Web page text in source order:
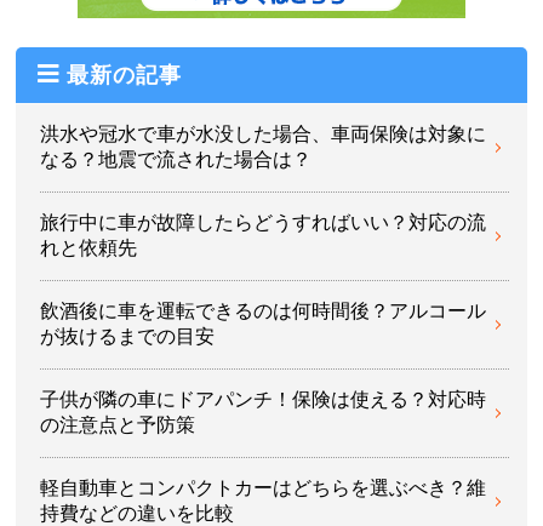
最新の記事
洪水や冠水で車が水没した場合、車両保険は対象に
なる？地震で流された場合は？
旅行中に車が故障したらどうすればいい？対応の流
れと依頼先
飲酒後に車を運転できるのは何時間後？アルコール
が抜けるまでの目安
子供が隣の車にドアパンチ！保険は使える？対応時
の注意点と予防策
軽自動車とコンパクトカーはどちらを選ぶべき？維
持費などの違いを比較